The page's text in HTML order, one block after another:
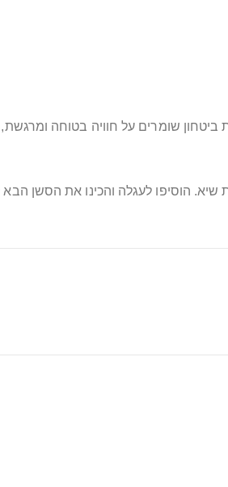
שומרים על חוויה בטוחה
הוסיפו לעגלה והכינו את הסשן הבא